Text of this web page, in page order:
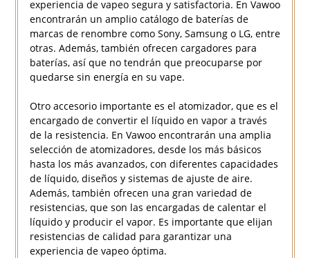
experiencia de vapeo segura y satisfactoria. En Vawoo
encontrarán un amplio catálogo de baterías de
marcas de renombre como Sony, Samsung o LG, entre
otras. Además, también ofrecen cargadores para
baterías, así que no tendrán que preocuparse por
quedarse sin energía en su vape.
Otro accesorio importante es el atomizador, que es el
encargado de convertir el líquido en vapor a través
de la resistencia. En Vawoo encontrarán una amplia
selección de atomizadores, desde los más básicos
hasta los más avanzados, con diferentes capacidades
de líquido, diseños y sistemas de ajuste de aire.
Además, también ofrecen una gran variedad de
resistencias, que son las encargadas de calentar el
líquido y producir el vapor. Es importante que elijan
resistencias de calidad para garantizar una
experiencia de vapeo óptima.